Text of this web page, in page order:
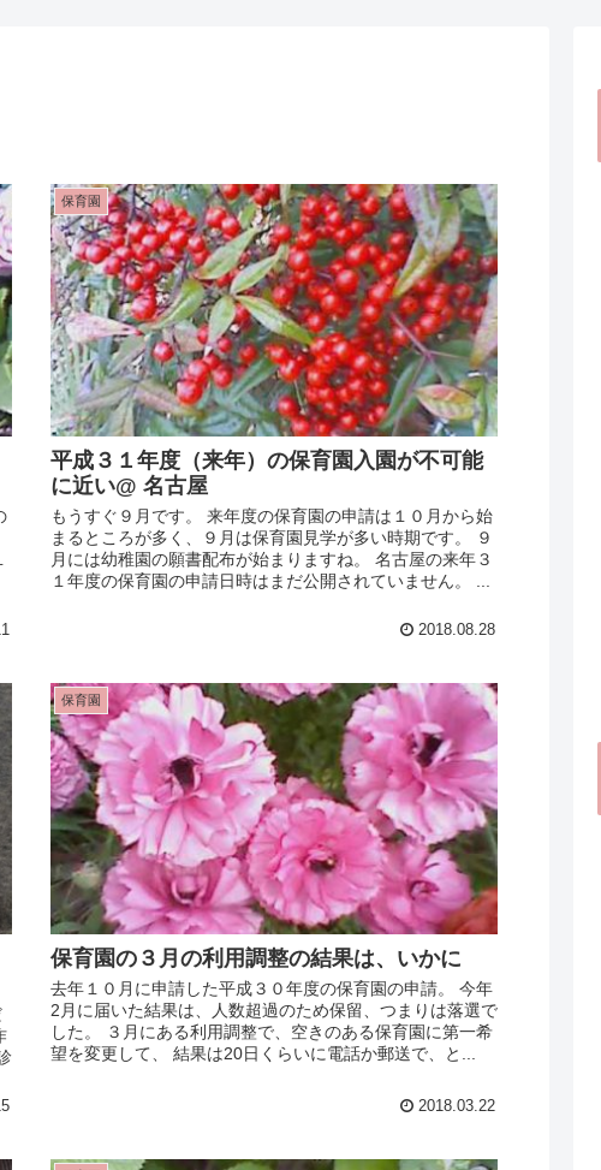
保育園
平成３１年度（来年）の保育園入園が不可能
に近い@ 名古屋
もうすぐ９月です。 来年度の保育園の申請は１０月から始
まるところが多く、９月は保育園見学が多い時期です。 ９
月には幼稚園の願書配布が始まりますね。 名古屋の来年３
１年度の保育園の申請日時はまだ公開されていません。 ...
2018.08.28
保育園
保育園の３月の利用調整の結果は、いかに
去年１０月に申請した平成３０年度の保育園の申請。 今年
2月に届いた結果は、人数超過のため保留、つまりは落選で
した。 ３月にある利用調整で、空きのある保育園に第一希
望を変更して、 結果は20日くらいに電話か郵送で、と...
2018.03.22